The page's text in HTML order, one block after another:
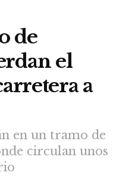
de
el
a
en un tramo de
circulan unos